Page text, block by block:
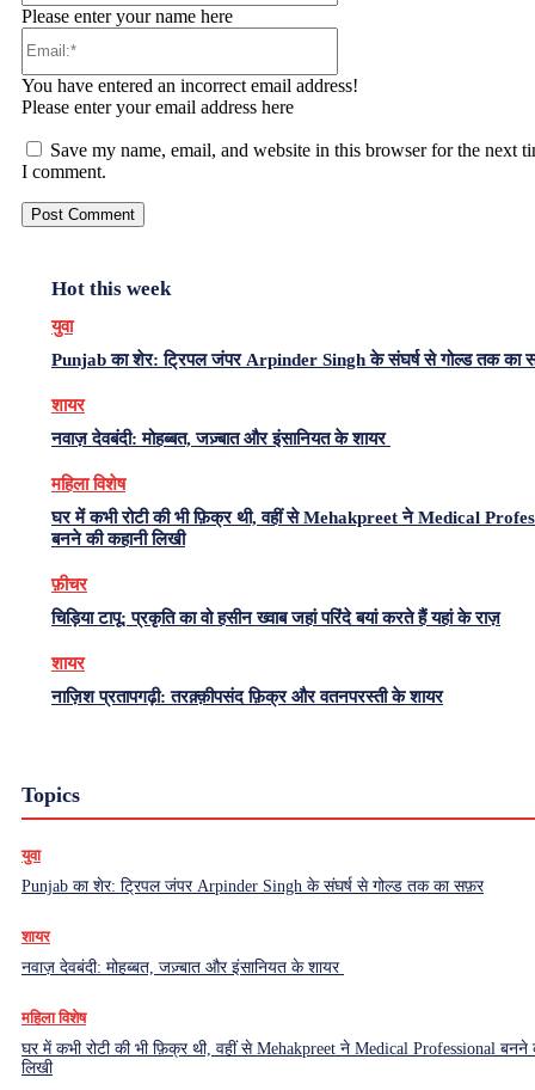
Please enter your name here
You have entered an incorrect email address!
Please enter your email address here
Save my name, email, and website in this browser for the next
I comment.
Hot this week
युवा
Punjab का शेर: ट्रिपल जंपर Arpinder Singh के संघर्ष से गोल्ड तक का
शायर
नवाज़ देवबंदी: मोहब्बत, जज़्बात और इंसानियत के शायर
महिला विशेष
घर में कभी रोटी की भी फ़िक्र थी, वहीं से Mehakpreet ने Medical
बनने की कहानी लिखी
फ़ीचर
चिड़िया टापू: प्रकृति का वो हसीन ख्वाब जहां परिंदे बयां करते हैं यहां के राज़
शायर
नाज़िश प्रतापगढ़ी: तरक़्क़ीपसंद फ़िक्र और वतनपरस्ती के शायर
Topics
युवा
Punjab का शेर: ट्रिपल जंपर Arpinder Singh के संघर्ष से गोल्ड तक का सफ़र
शायर
नवाज़ देवबंदी: मोहब्बत, जज़्बात और इंसानियत के शायर
महिला विशेष
घर में कभी रोटी की भी फ़िक्र थी, वहीं से Mehakpreet ने Medical Professional बनने
लिखी